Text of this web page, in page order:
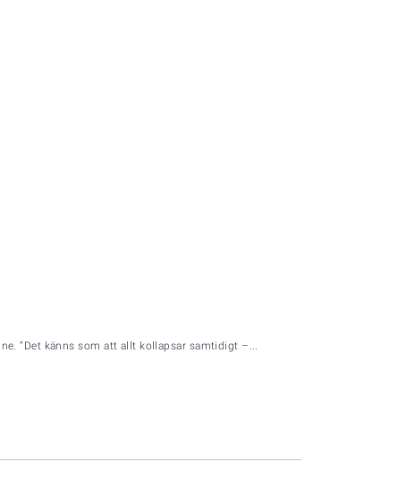
“Det känns som att allt kollapsar samtidigt –...